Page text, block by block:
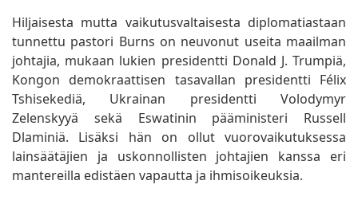
Hiljaisesta mutta vaikutusvaltaisesta diplomatiastaan
tunnettu pastori Burns on neuvonut useita maailman
johtajia, mukaan lukien presidentti Donald J. Trumpiä,
Kongon demokraattisen tasavallan presidentti Félix
Tshisekediä, Ukrainan presidentti Volodymyr
Zelenskyyä sekä Eswatinin pääministeri Russell
Dlaminiä. Lisäksi hän on ollut vuorovaikutuksessa
lainsäätäjien ja uskonnollisten johtajien kanssa eri
mantereilla edistäen vapautta ja ihmisoikeuksia.